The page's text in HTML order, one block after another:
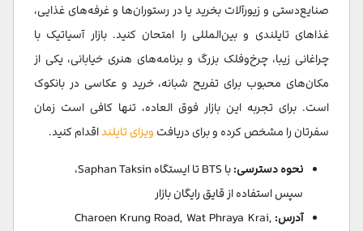
صنایع‌دستی و زیورآلات بخرید یا در رستوران‌ها و غرفه‌های غذایی،
غذاهای تایلندی و بین‌المللی را امتحان کنید. بازار آسیاتیک با
چراغانی زیبا، چرخ‌وفلک بزرگ و برنامه‌های هنری خیابانی، یکی از
مکان‌های محبوب برای تفریح شبانه، خرید و عکاسی در بانکوک
است. برای تجربه این بازار فوق العاده، تنها کافی است زمان
سفرتان را مشخص کرده و برای دریافت ویزای تایلنداقدام کنید.
نحوه دسترسی:
با BTS تا ایستگاه Saphan Taksin،
سپس استفاده از قایق رایگان بازار
آدرس:Charoen Krung Road, Wat Phraya Krai,